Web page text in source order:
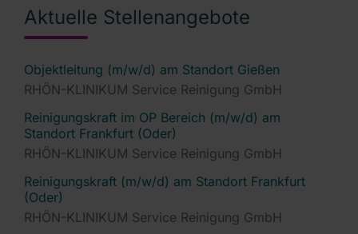
Aktuelle Stellenangebote
Objektleitung (m/w/d) am Standort Gießen
RHÖN-KLINIKUM Service Reinigung GmbH
Reinigungskraft im OP Bereich (m/w/d) am
Standort Frankfurt (Oder)
RHÖN-KLINIKUM Service Reinigung GmbH
Reinigungskraft (m/w/d) am Standort Frankfurt
(Oder)
RHÖN-KLINIKUM Service Reinigung GmbH